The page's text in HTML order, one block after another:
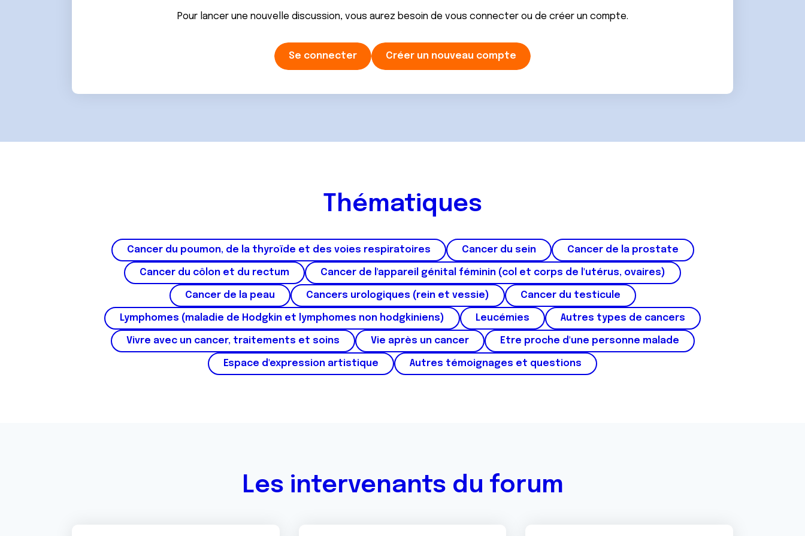
t
Pour lancer une nouvelle discussion, vous aurez besoin de vous connecter ou de créer un compte.
Se connecter Créer un nouveau compte
Thématiques
Cancer du poumon, de la thyroïde et des voies respiratoires Cancer du sein Cancer de la prostate
Cancer du côlon et du rectum Cancer de l'appareil génital féminin (col et corps de l'utérus, ovaires)
Cancer de la peau Cancers urologiques (rein et vessie) Cancer du testicule
Lymphomes (maladie de Hodgkin et lymphomes non hodgkiniens) Leucémies Autres types de cancers
Vivre avec un cancer, traitements et soins Vie après un cancer Etre proche d'une personne malade
Espace d'expression artistique Autres témoignages et questions
Les intervenants du forum